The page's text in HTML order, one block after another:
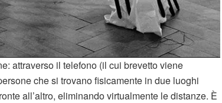
attraverso il telefono (il cui brevetto viene
che si trovano fisicamente in due luoghi
all’altro, eliminando virtualmente le distanze. È